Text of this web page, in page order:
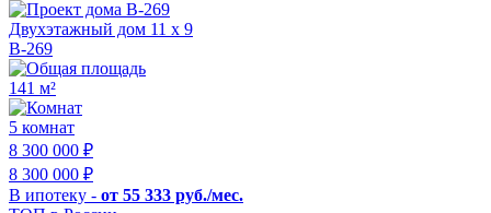
Двухэтажный дом 11 x 9
B-269
141 м²
5 комнат
8 300 000 ₽
8 300 000 ₽
В ипотеку - от 55 333 руб./мес.